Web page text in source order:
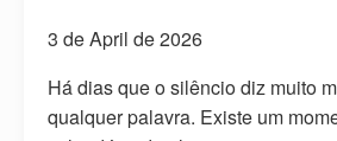
3 de April de 2026
Há dias que o silêncio diz muito
qualquer palavra. Existe um